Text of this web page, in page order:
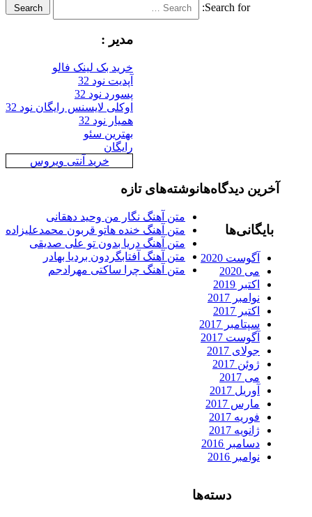
Search for:
خرید بک لینک فالو
پسورد نود 32
اوکلی لایسنس رایگان نود 32
همیار نود 32
بهترین سئو
خرید آنتی ویروس
نوشته‌های تازه
متن آهنگ نگار من وحید دهقانی
متن آهنگ خنده هاتو قربون محمدعلیزاده
متن آهنگ دریا بدون تو علی صدیقی
متن آهنگ آفتابگردون بردیا بهادر
متن آهنگ چرا ساکتی مهرادجم
دیدگاه‌ها
آگوست 2020
سپتامبر 2017
آگوست 2017
مارس 2017
دسامبر 2016